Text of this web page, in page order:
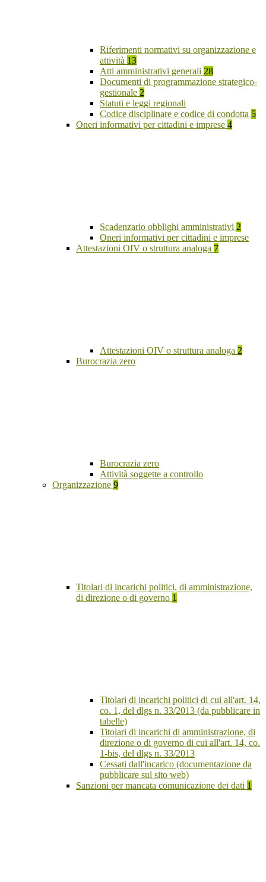
Riferimenti normativi su organizzazione e
attività 13
Atti amministrativi generali 28
Documenti di programmazione strategico-
gestionale 2
Statuti e leggi regionali
Codice disciplinare e codice di condotta 5
Oneri informativi per cittadini e imprese 4
Scadenzario obblighi amministrativi 2
Oneri informativi per cittadini e imprese
Attestazioni OIV o struttura analoga 7
Attestazioni OIV o struttura analoga 2
Burocrazia zero
Burocrazia zero
Attività soggette a controllo
Organizzazione 9
Titolari di incarichi politici, di amministrazione,
di direzione o di governo 1
Titolari di incarichi politici di cui all'art. 14,
co. 1, del dlgs n. 33/2013 (da pubblicare in
tabelle)
Titolari di incarichi di amministrazione, di
direzione o di governo di cui all'art. 14, co.
1-bis, del dlgs n. 33/2013
Cessati dall'incarico (documentazione da
pubblicare sul sito web)
Sanzioni per mancata comunicazione dei dati 1